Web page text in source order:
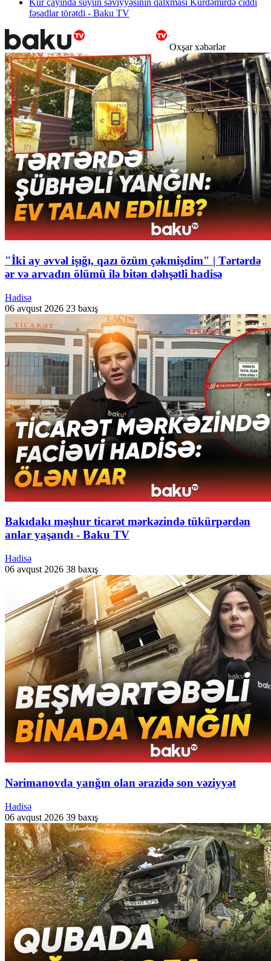
Kür çayında suyun səviyyəsinin qalxması Kürdəmirdə ciddi
fəsadlar törətdi - Baku TV
Oxşar xəbərlər
"İki ay əvvəl işığı, qazı özüm çəkmişdim" | Tərtərdə
ər və arvadın ölümü ilə bitən dəhşətli hadisə
Hadisə
06 avqust 2026 23 baxış
Bakıdakı məşhur ticarət mərkəzində tükürpərdən
anlar yaşandı - Baku TV
Hadisə
06 avqust 2026 38 baxış
Nərimanovda yanğın olan ərazidə son vəziyyət
Hadisə
06 avqust 2026 39 baxış